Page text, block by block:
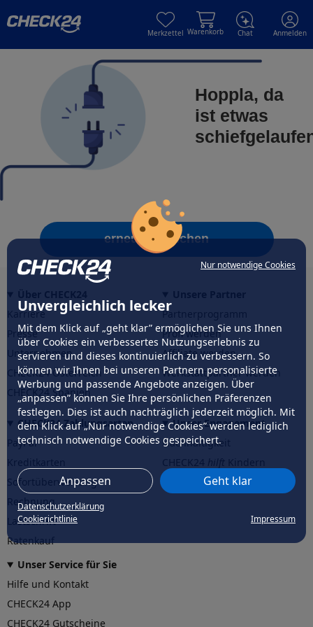
Nur notwendige Cookies
Unvergleichlich lecker
Mit dem Klick auf „geht klar” ermöglichen Sie uns Ihnen
über Cookies ein verbessertes Nutzungserlebnis zu
servieren und dieses kontinuierlich zu verbessern. So
können wir Ihnen bei unseren Partnern personalisierte
Werbung und passende Angebote anzeigen. Über
„anpassen” können Sie Ihre persönlichen Präferenzen
festlegen. Dies ist auch nachträglich jederzeit möglich. Mit
dem Klick auf „Nur notwendige Cookies” werden lediglich
technisch notwendige Cookies gespeichert.
Anpassen Geht klar
Datenschutzerklärung
Cookierichtlinie
Impressum
Merkzettel Warenkorb Chat Anmelden
Hoppla, da
ist etwas
erneut versuchen
Karriere
Presse
Unternehmen
CHECK24 Österreich
CHECK24 Spanien
Partnerprogramm
Profi werden
Affiliate werden
Werkstattpartner werden
CHECK24 Zahlungsarten
PayPal
Sofortüberweisung
Rechnung
Lastschrift
Ratenkauf
Unser Engagement
Nachhaltigkeit
CHECK24hilftder Natur
Unser Service für Sie
Hilfe und Kontakt
CHECK24 App
CHECK24 Gutscheine